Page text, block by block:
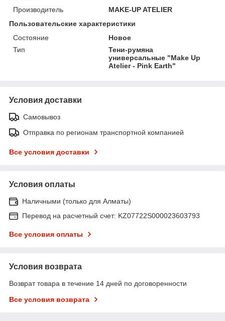
Производитель
MAKE-UP ATELIER
Пользовательские характеристики
Состояние
Новое
Тип
Тени-румяна
универсальные "Make Up
Atelier - Pink Earth"
Условия доставки
Самовывоз
Отправка по регионам транспортной компанией
Все условия доставки
Условия оплаты
Наличными (только для Алматы)
Перевод на расчетный счет: KZ07722S000023603793
Все условия оплаты
Условия возврата
Возврат товара в течение 14 дней по договоренности
Все условия возврата